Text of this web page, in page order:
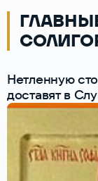
Нетленную
доставят в